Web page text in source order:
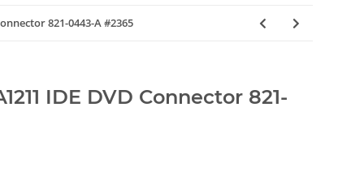
821-0443-A #2365
IDE DVD Connector 821-